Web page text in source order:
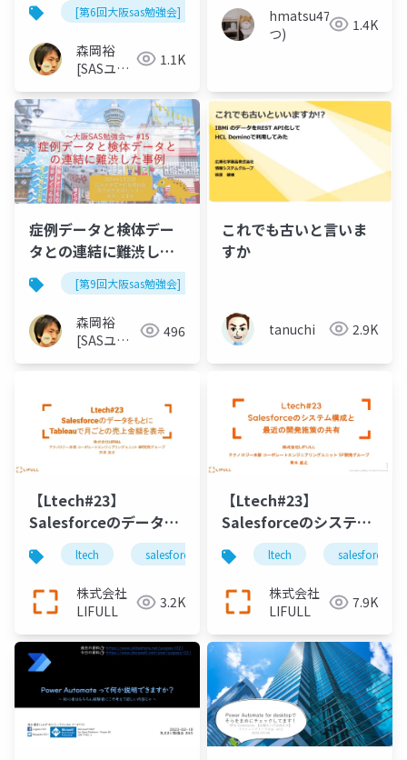
[第6回大阪sas勉強会]
森岡裕
[SASユー
世話人]
1.1K
hmatsu47(ま
つ)
1.4K
症例データと検体デー
タとの連結に難渋した
事例
[第9回大阪sas勉強会]
森岡裕
[SASユー
496
これでも古いと言いま
すか
tanuchi 2.9K
【Ltech#23】
Salesforceのデータを
もとに Tableauで月ご
との売上金額を表示
ltech salesforce
株式会社
LIFULL
3.2K
【Ltech#23】
Salesforceのシステム
構成と最近の開発施策
の共有
ltech salesforce
株式会社
LIFULL
7.9K